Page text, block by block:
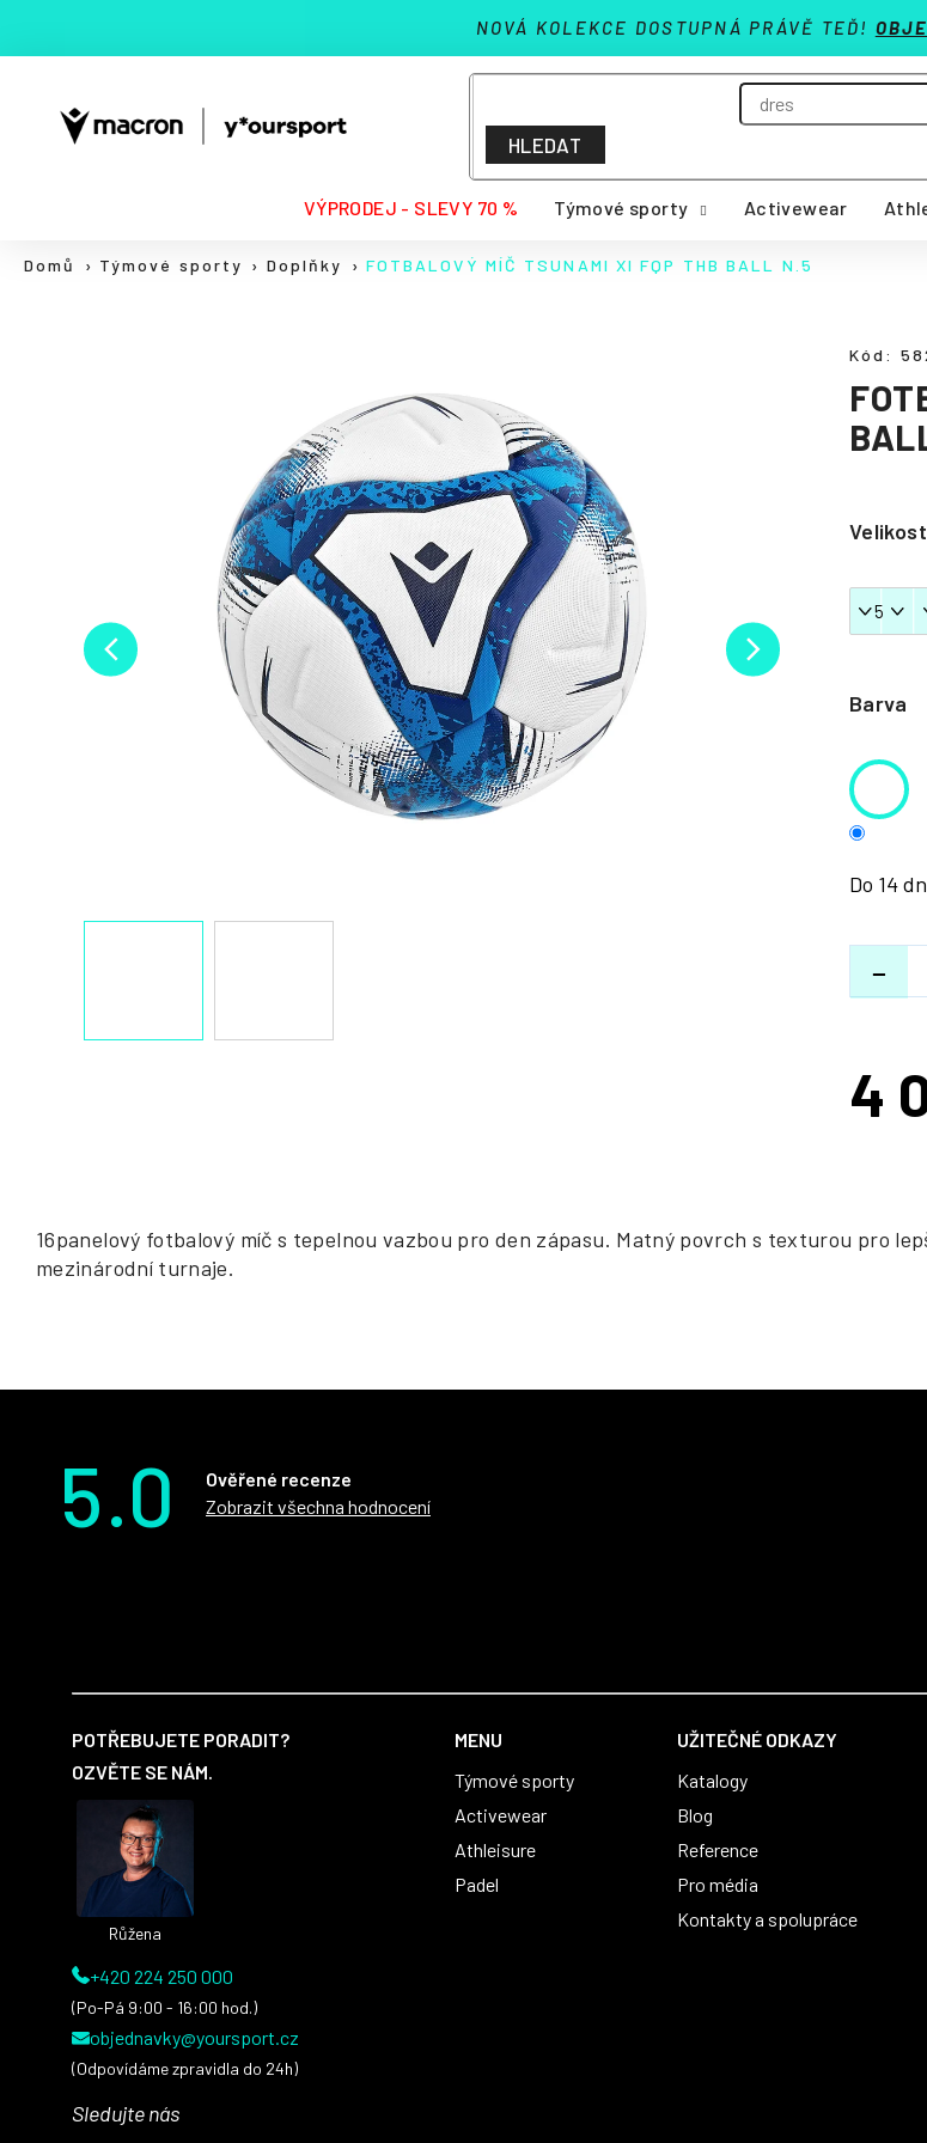
obsah
NOVÁ KOLEKCE DOSTUPNÁ PRÁVĚ TEĎ!
HLEDAT
VÝPRODEJ - SLEVY 70 % Týmové sporty Activewear
Domů Týmové sporty Doplňky FOTBALOVÝ MÍČ TSUNAMI XI FQP THB BALL N.5
Barva
Velikost
Do 14
−
Kód:
4
Měrná
16panelový fotbalový míč s tepelnou vazbou pro den zápasu. Matný povrch s texturou pro
mezinárodní turnaje.
Zpět
obchodu
Zpět
obchodu
5.0
Ověřené recenze
Zobrazit všechna hodnocení
POTŘEBUJETE PORADIT?
OZVĚTE SE NÁM.
Růžena
+420 224 250 000
(Po-Pá 9:00 - 16:00 hod.)
objednavky@yoursport.cz
(Odpovídáme zpravidla do 24h)
Sledujte nás
MENU
Týmové sporty
Activewear
Athleisure
Padel
UŽITEČNÉ ODKAZY
Katalogy
Blog
Reference
Pro média
Kontakty a spolupráce